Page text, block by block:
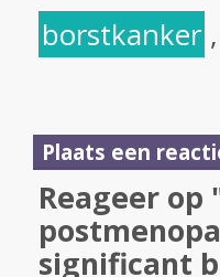
borstkanker ,
Plaats een
Reageer
significant